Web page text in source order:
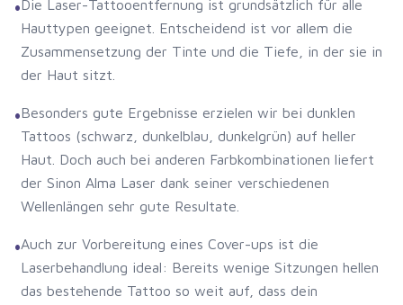
•Die Laser-Tattooentfernung ist grundsätzlich für alle
Hauttypen geeignet. Entscheidend ist vor allem die
Zusammensetzung der Tinte und die Tiefe, in der sie in
der Haut sitzt.
•Besonders gute Ergebnisse erzielen wir bei dunklen
Tattoos (schwarz, dunkelblau, dunkelgrün) auf heller
Haut. Doch auch bei anderen Farbkombinationen liefert
der Sinon Alma Laser dank seiner verschiedenen
Wellenlängen sehr gute Resultate.
•Auch zur Vorbereitung eines Cover-ups ist die
Laserbehandlung ideal: Bereits wenige Sitzungen hellen
das bestehende Tattoo so weit auf, dass dein